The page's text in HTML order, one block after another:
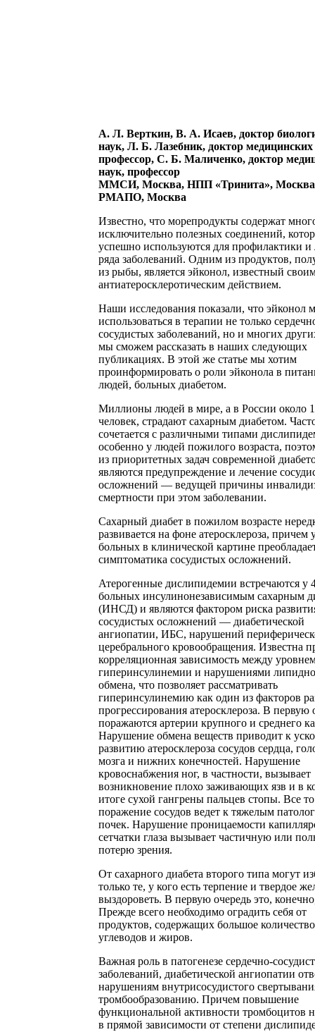
А. Л. Верткин, В. А. Исаев, доктор
наук, Л. Б. Лазебник, доктор медицинских
профессор, С. Б. Маличенко, доктор
наук, профессор
ММСИ, Москва, НПП «Тринита»,
РМАПО, Москва
Известно, что морепродукты содержат
исключительно полезных соединений,
успешно используются для профилактики и
ряда заболеваний. Одним из продуктов,
из рыбы, является эйконол, известный
антиатеросклеротическим действием.
Наши исследования показали, что эйконол
использоваться в терапии не только
сосудистых заболеваний, но и многих
мы сможем рассказать в наших следующих
публикациях. В этой же статье мы хотим
проинформировать о роли эйконола в
людей, больных диабетом.
Миллионы людей в мире, а в России около
человек, страдают сахарным диабетом.
сочетается с различными типами
особенно у людей пожилого возраста,
из приоритетных задач современной
являются предупреждение и лечение
осложнений — ведущей причины
смертности при этом заболевании.
Сахарный диабет в пожилом возрасте
развивается на фоне атеросклероза, причем
больных в клинической картине
симптоматика сосудистых осложнений.
Атерогенные дислипидемии встречаются у
больных инсулинонезависимым сахарным
(ИНСД) и являются фактором риска
сосудистых осложнений — диабетической
ангиопатии, ИБС, нарушений
церебрального кровообращения. Известна
корреляционная зависимость между
гиперинсулинемии и нарушениями
обмена, что позволяет рассматривать
гиперинсулинемию как один из факторов
прогрессирования атеросклероза. В первую
поражаются артерии крупного и среднего
Нарушение обмена веществ приводит к
развитию атеросклероза сосудов сердца,
мозга и нижних конечностей. Нарушение
кровоснабжения ног, в частности, вызывает
возникновение плохо заживающих язв и в
итоге сухой гангрены пальцев стопы. Все
поражение сосудов ведет к тяжелым
почек. Нарушение проницаемости
сетчатки глаза вызывает частичную или
потерю зрения.
От сахарного диабета второго типа могут
только те, у кого есть терпение и твердое
выздороветь. В первую очередь это,
Прежде всего необходимо оградить себя от
продуктов, содержащих большое количество
углеводов и жиров.
Важная роль в патогенезе сердечно-
заболеваний, диабетической ангиопатии
нарушениям внутрисосудистого
тромбообразованию. Причем повышение
функциональной активности тромбоцитов
в прямой зависимости от степени